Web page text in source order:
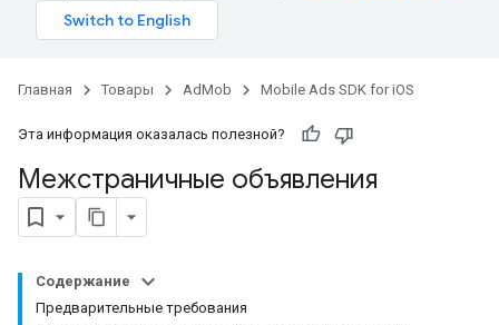
Главная Товары AdMob Mobile Ads SDK for iOS
Эта информация оказалась полезной?
Межстраничные объявления
Содержание
Предварительные требования